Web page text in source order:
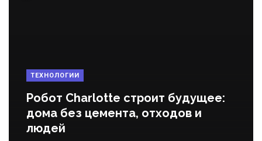
ТЕХНОЛОГИИ
Робот Charlotte строит будущее:
дома без цемента, отходов и
людей